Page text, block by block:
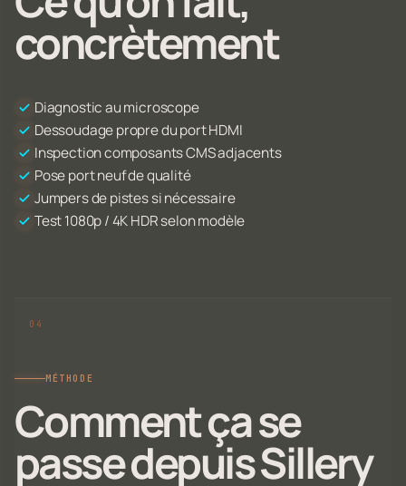
concrètement
Diagnostic au microscope
Dessoudage propre du port HDMI
Inspection composants CMS adjacents
Pose port neuf de qualité
Jumpers de pistes si nécessaire
Test 1080p / 4K HDR selon modèle
MÉTHODE
Comment ça se
passe depuis Sillery